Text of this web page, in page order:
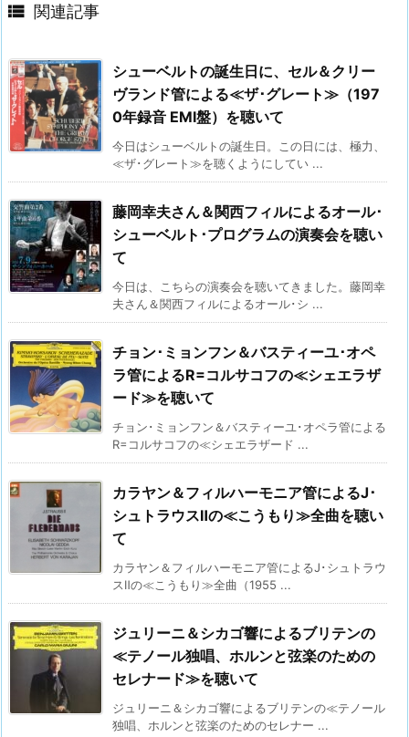
 関連記事
シューベルトの誕生日に、セル＆クリー
ヴランド管による≪ザ･グレート≫（197
0年録音 EMI盤）を聴いて
今日はシューベルトの誕生日。この日には、極力、
≪ザ･グレート≫を聴くようにしてい ...
藤岡幸夫さん＆関西フィルによるオール･
シューベルト･プログラムの演奏会を聴い
て
今日は、こちらの演奏会を聴いてきました。藤岡幸
夫さん＆関西フィルによるオール･シ ...
チョン･ミョンフン＆バスティーユ･オペ
ラ管によるR=コルサコフの≪シェエラザ
ード≫を聴いて
チョン･ミョンフン＆バスティーユ･オペラ管による
R=コルサコフの≪シェエラザード ...
カラヤン＆フィルハーモニア管によるJ･
シュトラウスⅡの≪こうもり≫全曲を聴い
て
カラヤン＆フィルハーモニア管によるJ･シュトラウ
スⅡの≪こうもり≫全曲（1955 ...
ジュリーニ＆シカゴ響によるブリテンの
≪テノール独唱、ホルンと弦楽のための
セレナード≫を聴いて
ジュリーニ＆シカゴ響によるブリテンの≪テノール
独唱、ホルンと弦楽のためのセレナー ...